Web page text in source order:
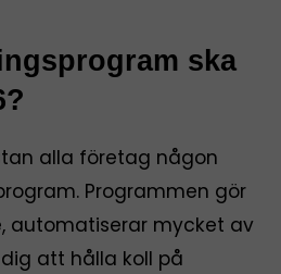
ska
alla företag någon
Programmen gör
automatiserar mycket av
att hålla koll på